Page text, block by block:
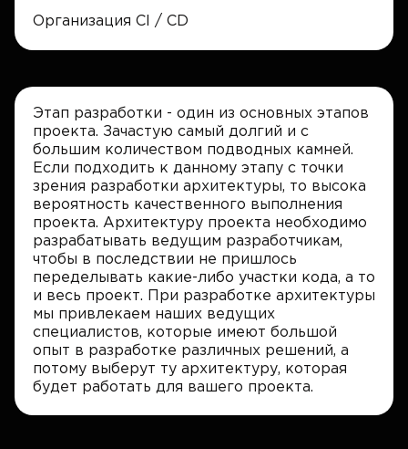
Организация CI / CD
Этап разработки - один из основных этапов
проекта. Зачастую самый долгий и с
большим количеством подводных камней.
Если подходить к данному этапу с точки
зрения разработки архитектуры, то высока
вероятность качественного выполнения
проекта. Архитектуру проекта необходимо
разрабатывать ведущим разработчикам,
чтобы в последствии не пришлось
переделывать какие-либо участки кода, а то
и весь проект. При разработке архитектуры
мы привлекаем наших ведущих
специалистов, которые имеют большой
опыт в разработке различных решений, а
потому выберут ту архитектуру, которая
будет работать для вашего проекта.